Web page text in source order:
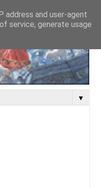
▼
address and user-agent
service, generate usage